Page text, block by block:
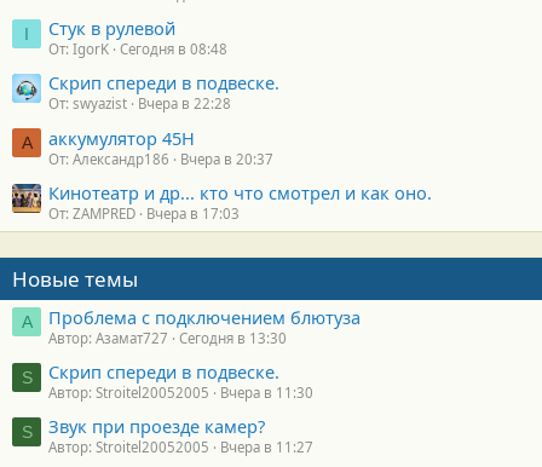
I Стук в рулевой
От: IgorK Сегодня в 08:48
Скрип спереди в подвеске.
От: swyazist Вчера в 22:28
А аккумулятор 45H
От: Александр186 Вчера в 20:37
Кинотеатр и др... кто что смотрел и как оно.
От: ZAMPRED Вчера в 17:03
Новые темы
А Проблема с подключением блютуза
Автор: Азамат727 Сегодня в 13:30
S Скрип спереди в подвеске.
Автор: Stroitel20052005 Вчера в 11:30
S Звук при проезде камер?
Автор: Stroitel20052005 Вчера в 11:27